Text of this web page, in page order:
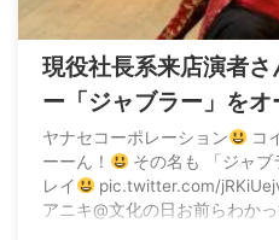
現役社長系来店演者さ
ー「ジャブラー」をオ
www
ヤナセコーポレーション
コ
ーーん！
その名も 「ジャブ
レイ
pic.twitter.com/
アニキ@文化の日お前らわか